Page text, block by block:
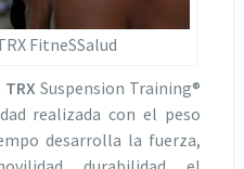
FitneSSalud
TRX Suspension Training®
realizada con el peso
desarrolla la fuerza,